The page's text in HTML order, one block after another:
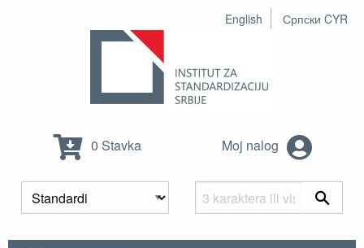
English Српски CYR
0 Stavka Moj nalog